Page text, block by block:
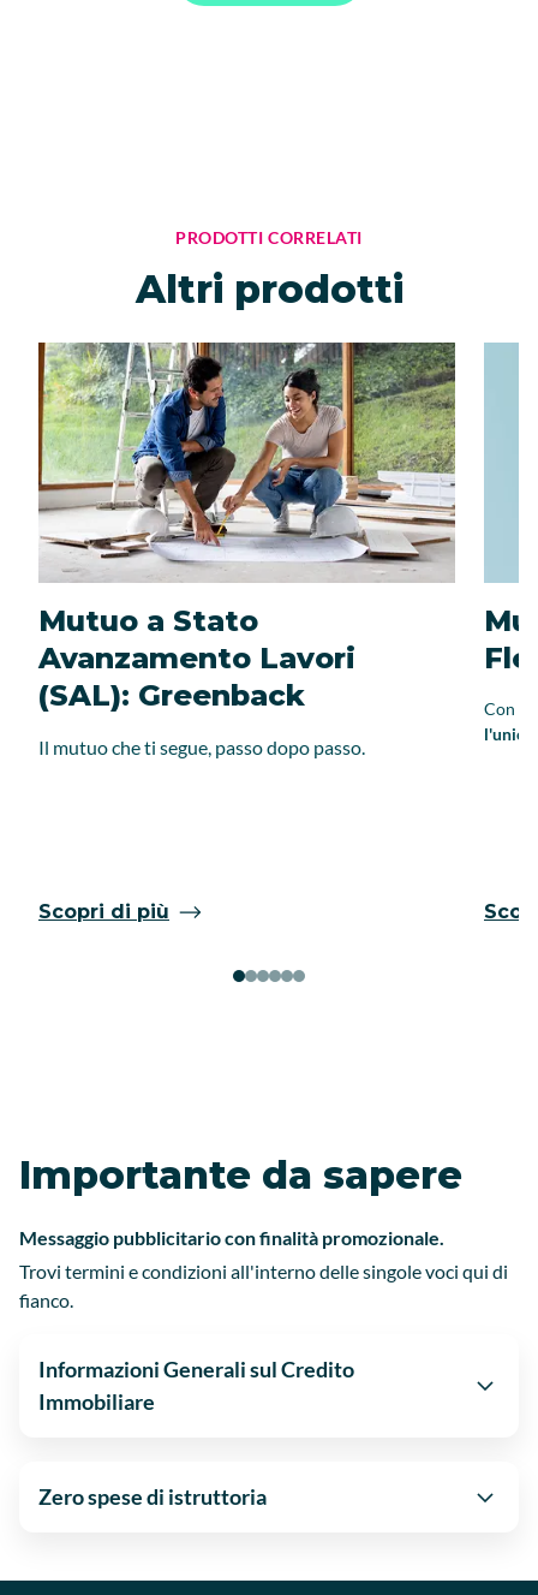
PRODOTTI CORRELATI
Altri prodotti
Mutuo a Stato
Avanzamento Lavori
(SAL): Greenback
Il mutuo che ti segue, passo dopo passo.
Scopri di più
Con il
l'unico
Importante da sapere
Messaggio pubblicitario con finalità promozionale.
Trovi termini e condizioni all'interno delle singole voci qui di
fianco.
Informazioni Generali sul Credito
Immobiliare
Zero spese di istruttoria